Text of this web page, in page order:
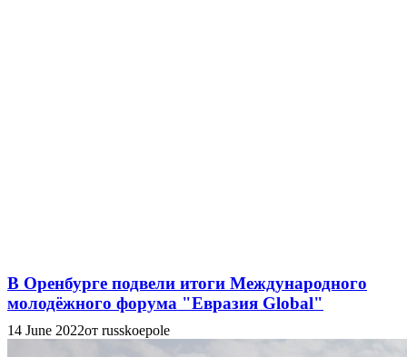
В Оренбурге подвели итоги Международного
молодёжного форума "Евразия Global"
14 June 2022от russkoepole